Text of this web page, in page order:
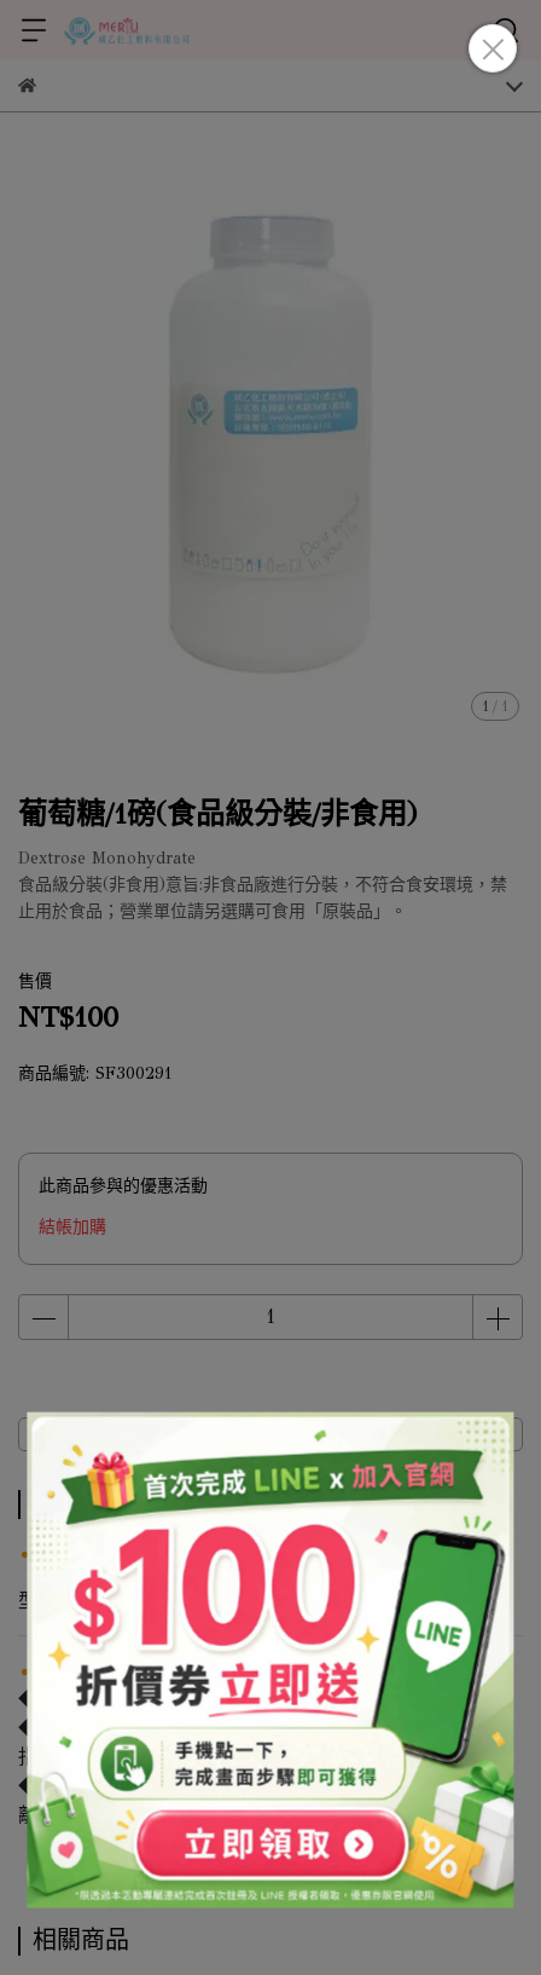
1 / 1
葡萄糖/1磅(食品級分裝/非食用)
Dextrose Monohydrate
食品級分裝(非食用)意旨:非食品廠進行分裝，不符合食安環境，禁
止用於食品；營業單位請另選購可食用「原裝品」。
售價
NT$100
商品編號: SF300291
此商品參與的優惠活動
結帳加購
商品介紹
產品說明
型態結晶
注意事項
◆禁止用於食品。
◆原物料可能受各類因素影響導致廠牌/產地的變動。如有
指定廠牌/產地者，請洽詢客服詢問確認。
◆請避光保存於陰涼處，保持瓶蓋/袋口確實關緊，並請遠
離火源，避免孩童拿取。
相關商品